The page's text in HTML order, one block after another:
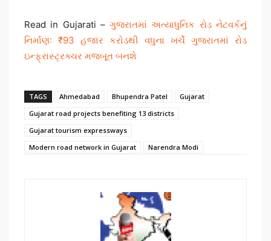
Read in Gujarati –ગુજરાતમાં અત્યાધુનિક રોડ નેટવર્કનું
નિર્માણ: ₹93 હજાર કરોડથી વધુના ખર્ચે ગુજરાતમાં રોડ
ઇન્ફ્રાસ્ટ્રક્ચર મજબૂત બનશે
TAGS Ahmedabad Bhupendra Patel
Gujarat
Gujarat road projects benefiting 13 districts
Gujarat tourism expressways
Modern road network in Gujarat
Narendra Modi